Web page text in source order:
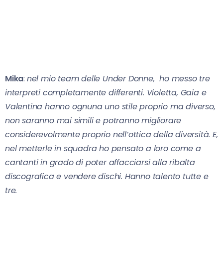
Mika: nel mio team delle Under Donne, ho messo tre
interpreti completamente differenti. Violetta, Gaia e
Valentina hanno ognuna uno stile proprio ma diverso,
non saranno mai simili e potranno migliorare
considerevolmente proprio nell’ottica della diversità. E,
nel metterle in squadra ho pensato a loro come a
cantanti in grado di poter affacciarsi alla ribalta
discografica e vendere dischi. Hanno talento tutte e
tre.